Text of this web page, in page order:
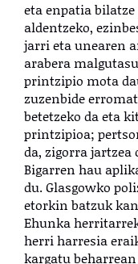
eta enpatia
aldentzeko,
jarri eta unearen
arabera
printzipio mota
zuzenbide
betetzeko da eta
printzipioa;
da, zigorra jartzea
Bigarren hau
du. Glasgowko
etorkin batzuk
Ehunka
herri harresia
kargatu